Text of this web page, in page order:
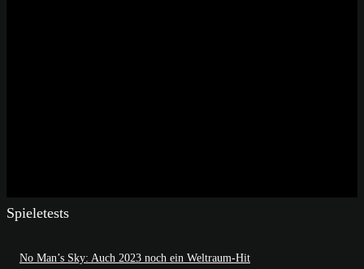
Spieletests
No Man’s Sky: Auch 2023 noch ein Weltraum-Hit